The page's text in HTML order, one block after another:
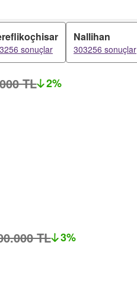
sonuçlar
Nallihan
303256 sonuçlar
TL 2%
TL 3%